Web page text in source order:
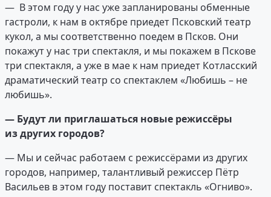
— В этом году у нас уже запланированы обменные
гастроли, к нам в октябре приедет Псковский театр
кукол, а мы соответственно поедем в Псков. Они
покажут у нас три спектакля, и мы покажем в Пскове
три спектакля, а уже в мае к нам приедет Котласский
драматический театр со спектаклем «Любишь – не
любишь».
— Будут ли приглашаться новые режиссёры
из других городов?
— Мы и сейчас работаем с режиссёрами из других
городов, например, талантливый режиссер Пётр
Васильев в этом году поставит спектакль «Огниво».